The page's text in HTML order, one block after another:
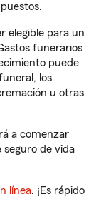
elegible para un
funerarios
puede
los
u otras
a comenzar
de vida
línea. ¡Es rápido